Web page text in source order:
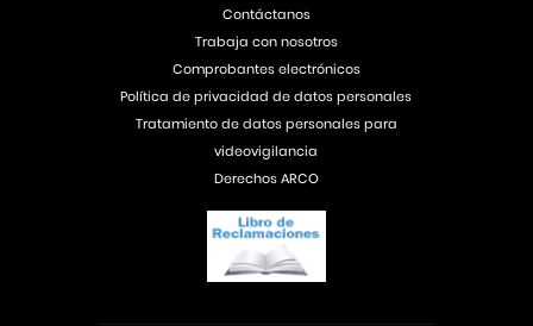
Contáctanos
Trabaja con nosotros
Comprobantes electrónicos
Política de privacidad de datos personales
Tratamiento de datos personales para
videovigilancia
Derechos ARCO